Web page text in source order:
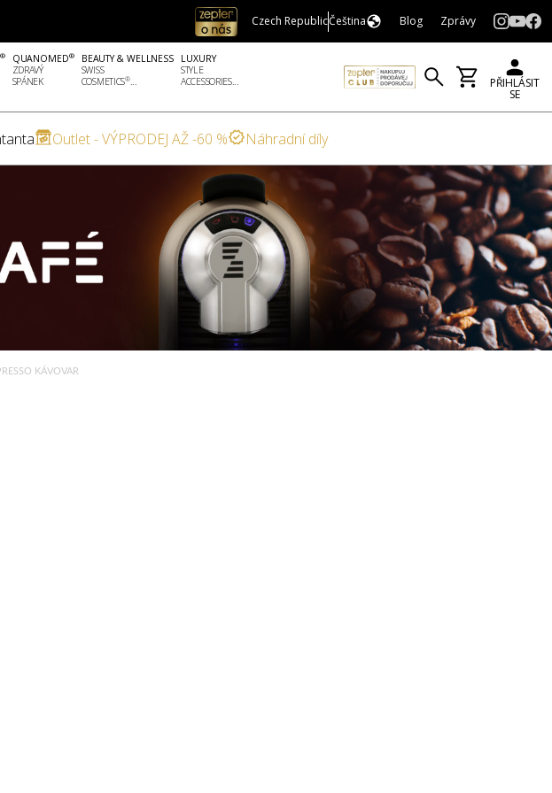
Czech RepublicČeština Blog Zprávy
® QUANOMED®
ZDRAVÝ
SPÁNEK
BEAUTY & WELLNESS
SWISS
COSMETICS®...
LUXURY
STYLE
ACCESSORIES...
PŘIHLÁSIT
SE
Outlet - VÝPRODEJ AŽ -60 % Náhradní díly
KÁVOVAR